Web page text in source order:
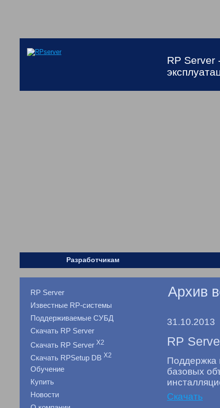
RP Server
Разработчикам
Архив
31.10.2013
RP
Поддержка
базовых
Скачать
RP Server
Известные RP-системы
Поддерживаемые СУБД
Скачать RP Server
Скачать RP Server X2
Скачать RPSetup DB X2
Обучение
Купить
Новости